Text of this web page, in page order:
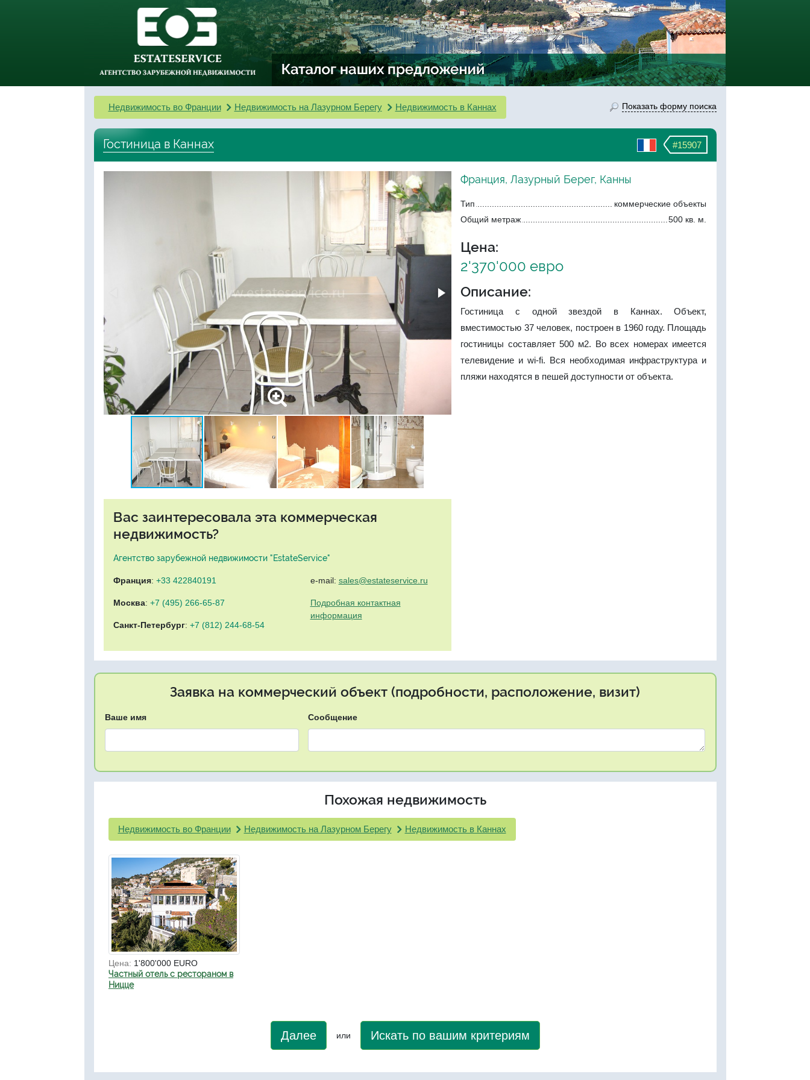
Недвижимость во Франции Недвижимость на Лазурном Берегу Недвижимость в Каннах Показать форму поиска
#15907
Гостиница в Каннах
Вас заинтересовала эта коммерческая
недвижимость?
Агентство зарубежной недвижимости "EstateService"
Франция: +33 422840191
Москва: +7 (495) 266-65-87
Санкт-Петербург: +7 (812) 244-68-54
e-mail: sales@estateservice.ru
Подробная контактная
информация
Франция, Лазурный Берег, Канны
Тип
коммерческие объекты
Общий метраж
500 кв. м.
Цена:
2'370'000 евро
Описание:
Гостиница с одной звездой в Каннах. Объект,
вместимостью 37 человек, построен в 1960 году. Площадь
гостиницы составляет 500 м2. Во всех номерах имеется
телевидение и wi-fi. Вся необходимая инфраструктура и
пляжи находятся в пешей доступности от объекта.
Заявка на коммерческий объект (подробности, расположение, визит)
Ваше имя Сообщение
Похожая недвижимость
Недвижимость во Франции Недвижимость на Лазурном Берегу Недвижимость в Каннах
Цена: 1'800'000 EURO
Частный отель с рестораном в
Ницце
Далее или Искать по вашим критериям